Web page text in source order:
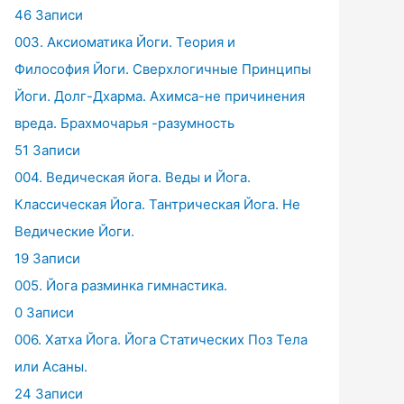
46 Записи
003. Аксиоматика Йоги. Теория и
Философия Йоги. Сверхлогичные Принципы
Йоги. Долг-Дхарма. Ахимса-не причинения
вреда. Брахмочарья -разумность
51 Записи
004. Ведическая йога. Веды и Йога.
Классическая Йога. Тантрическая Йога. Не
Ведические Йоги.
19 Записи
005. Йога разминка гимнастика.
0 Записи
006. Хатха Йога. Йога Статических Поз Тела
или Асаны.
24 Записи